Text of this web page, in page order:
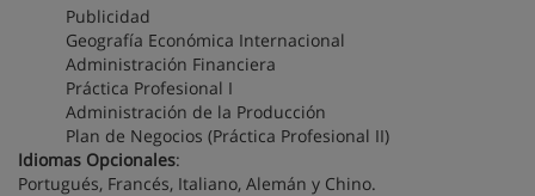
Publicidad
Geografía Económica Internacional
Administración Financiera
Práctica Profesional I
Administración de la Producción
Plan de Negocios (Práctica Profesional II)
Idiomas Opcionales:
Portugués, Francés, Italiano, Alemán y Chino.